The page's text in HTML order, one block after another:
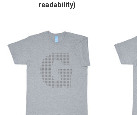
readability)